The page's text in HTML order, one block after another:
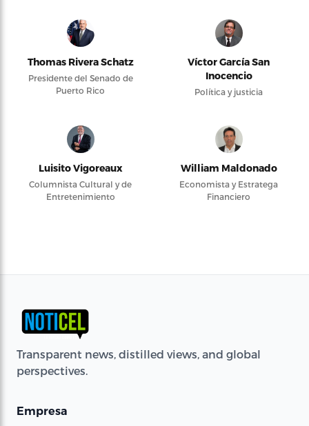
Thomas Rivera Schatz
Presidente del Senado de
Puerto Rico
Víctor García San
Inocencio
Política y justicia
Luisito Vigoreaux
Columnista Cultural y de
Entretenimiento
William Maldonado
Economista y Estratega
Financiero
Transparent news, distilled views, and global
perspectives.
Empresa